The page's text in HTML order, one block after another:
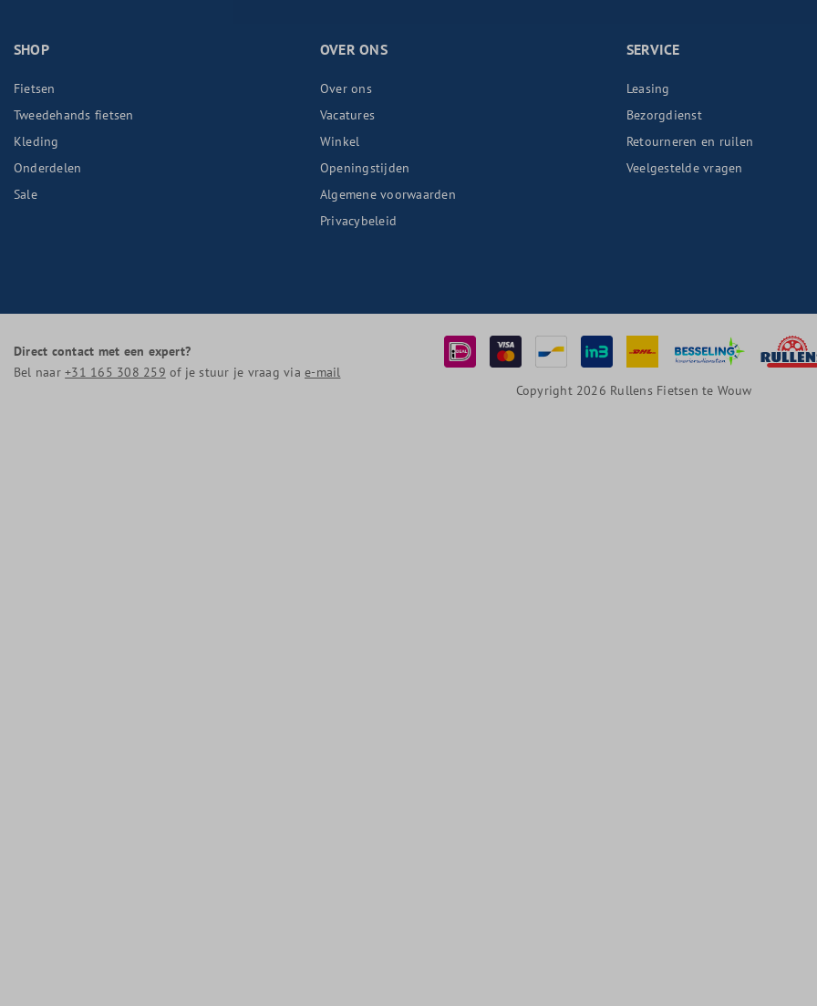
SHOP
Fietsen
Tweedehands fietsen
Kleding
Onderdelen
Sale
OVER ONS
Over ons
Vacatures
Winkel
Openingstijden
Algemene voorwaarden
Privacybeleid
SERVICE
Leasing
Bezorgdienst
Retourneren en ruilen
Veelgestelde vragen
Direct contact met een expert?
Bel naar+31 165 308 259 of je stuur je vraag viae-mail
Copyright 2026 Rullens Fietsen te Wouw